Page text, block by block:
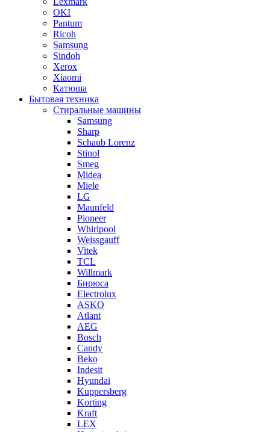
OKI
Pantum
Ricoh
Samsung
Sindoh
Xerox
Xiaomi
Катюша
Бытовая техника
Стиральные машины
Samsung
Sharp
Schaub Lorenz
Stinol
Smeg
Midea
Miele
LG
Maunfeld
Pioneer
Whirlpool
Weissgauff
Vitek
TCL
Willmark
Бирюса
Electrolux
ASKO
Atlant
AEG
Bosch
Candy
Beko
Indesit
Hyundai
Kuppersberg
Korting
Kraft
LEX